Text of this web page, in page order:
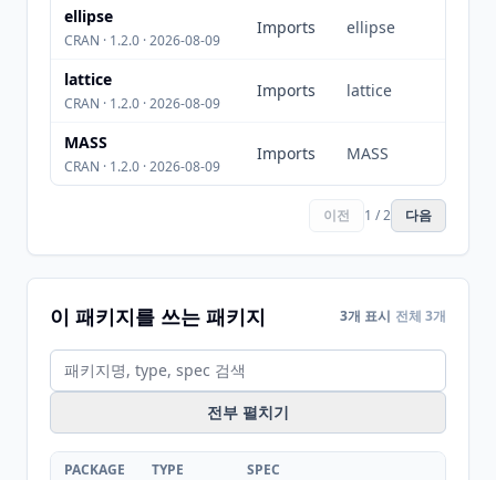
ellipse
CRAN · 1.2.0 · 2026-08-09
Imports ellipse
lattice
CRAN · 1.2.0 · 2026-08-09
Imports lattice
MASS
CRAN · 1.2.0 · 2026-08-09
Imports MASS
이전 1 / 2 다음
이 패키지를 쓰는 패키지 3개 표시 전체 3개
전부 펼치기
PACKAGE TYPE SPEC